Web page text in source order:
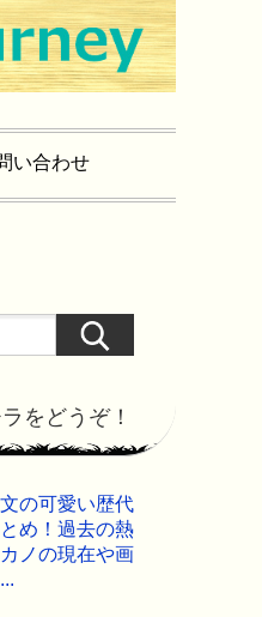
い合わせ
をどうぞ！
の可愛い歴代
め！過去の熱
ノの現在や画